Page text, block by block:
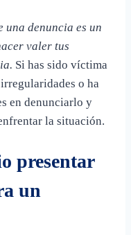
una denuncia es un
valer tus
Si has sido víctima
o ha
en denunciarlo y
la situación.
presentar
un